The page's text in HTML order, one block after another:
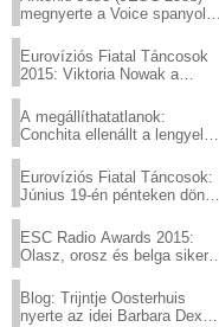
megnyerte a Voice spanyol
Eurovíziós Fiatal Táncosok
2015: Viktoria Nowak a
A megállíthatatlanok:
Conchita ellenállt a lengyel
Eurovíziós Fiatal Táncosok:
Június 19-én pénteken döntő
ESC Radio Awards 2015:
Olasz, orosz és belga siker,
Blog: Trijntje Oosterhuis
nyerte az idei Barbara Dex